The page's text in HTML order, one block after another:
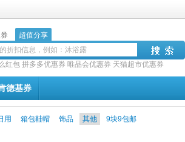
超值分享
红包 拼多多优惠券 唯品会优惠券 天猫超市优惠券
德基券
用 箱包鞋帽 饰品 其他 9块9包邮